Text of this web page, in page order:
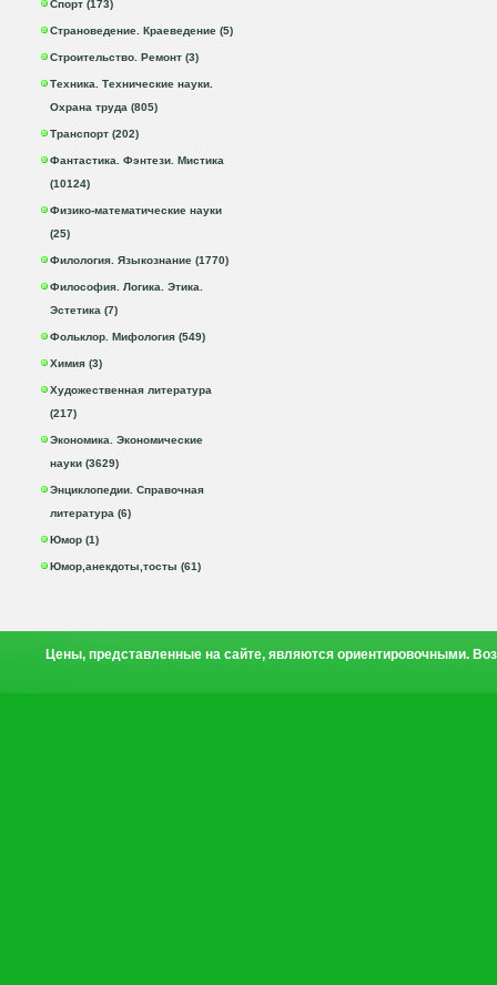
Спорт (173)
Страноведение. Краеведение (5)
Строительство. Ремонт (3)
Техника. Технические науки.
Охрана труда (805)
Транспорт (202)
Фантастика. Фэнтези. Мистика
(10124)
Физико-математические науки
(25)
Филология. Языкознание (1770)
Философия. Логика. Этика.
Эстетика (7)
Фольклор. Мифология (549)
Химия (3)
Художественная литература
(217)
Экономика. Экономические
науки (3629)
Энциклопедии. Справочная
литература (6)
Юмор (1)
Юмор,анекдоты,тосты (61)
Цены, представленные на сайте, являются ориентировочными.